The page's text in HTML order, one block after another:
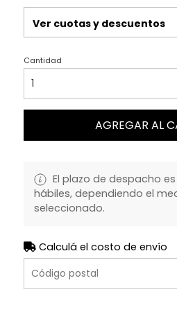
Ver cuotas y descuentos
Cantidad
AGREGAR AL
El plazo de despacho es
hábiles, dependiendo el
seleccionado.
Calculá el costo de envío